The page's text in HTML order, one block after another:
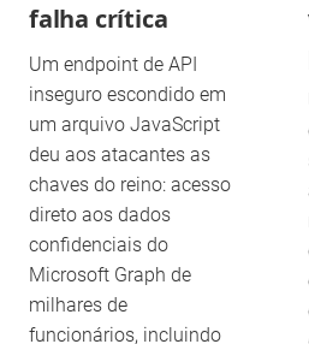
falha crítica
Um endpoint de API
inseguro escondido em
um arquivo JavaScript
deu aos atacantes as
chaves do reino: acesso
direto aos dados
confidenciais do
Microsoft Graph de
milhares de
funcionários, incluindo